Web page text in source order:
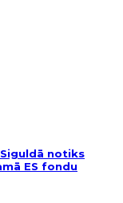
notiks
ES fondu